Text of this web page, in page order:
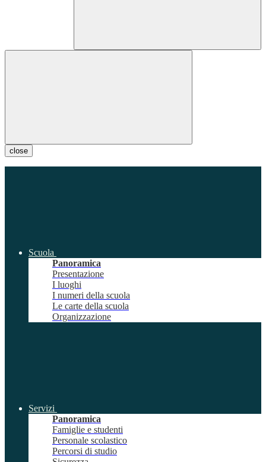
close
Scuola
Panoramica
Presentazione
I luoghi
I numeri della scuola
Le carte della scuola
Organizzazione
Servizi
Panoramica
Famiglie e studenti
Personale scolastico
Percorsi di studio